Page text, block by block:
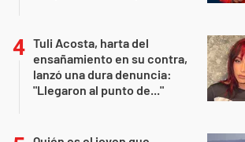
Tuli Acosta, harta del
ensañamiento en su contra,
lanzó una dura denuncia:
"Llegaron al punto de..."